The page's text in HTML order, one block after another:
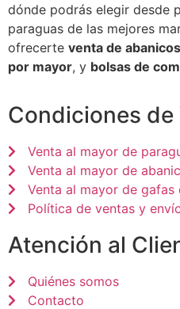
dónde podrás elegir desde
paraguas de las mejores
ofrecerte venta de
por mayor, y bolsas de
Condiciones de
Venta al mayor de
Venta al mayor de
Venta al mayor de gafas
Política de ventas y
Atención al
Quiénes somos
Contacto